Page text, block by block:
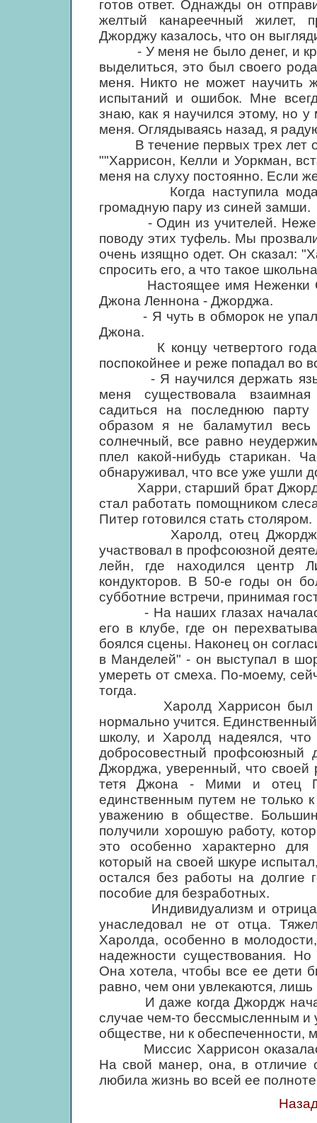
готов ответ. Однажды он
желтый канареечный жилет,
Джорджу казалось, что он
- У меня не было денег, и
выделиться, это был своего
меня. Никто не может научить
испытаний и ошибок. Мне
знаю, как я научился этому, но
меня. Оглядываясь назад, я
В течение первых трех лет он
""Харрисон, Келли и Уоркман,
меня на слуху постоянно. Если
Когда наступила мода на
громадную пару из синей замши.
- Один из учителей.
поводу этих туфель. Мы
очень изящно одет. Он сказал:
спросить его, а что такое
Настоящее имя Неженки
Джона Леннона - Джорджа.
- Я чуть в обморок не упал,
Джона.
К концу четвертого года
поспокойнее и реже попадал во
- Я научился держать язык
меня существовала
садиться на последнюю
образом я не баламутил
солнечный, все равно
плел какой-нибудь старикан.
обнаруживал, что все уже ушли
Харри, старший брат
стал работать помощником
Питер готовился стать столяром.
Харолд, отец Джорджа,
участвовал в профсоюзной
лейн, где находился центр
кондукторов. В 50-е годы он
субботние встречи, принимая
- На наших глазах началась
его в клубе, где он
боялся сцены. Наконец он
в Манделей" - он выступал в
умереть от смеха. По-моему,
тогда.
Харолд Харрисон был
нормально учится.
школу, и Харолд надеялся,
добросовестный
Джорджа, уверенный, что своей
тетя Джона - Мими и отец
единственным путем не только
уважению в обществе.
получили хорошую работу,
это особенно характерно
который на своей шкуре
остался без работы на
пособие для безработных.
Индивидуализм и
унаследовал не от отца.
Харолда, особенно в
надежности существования.
Она хотела, чтобы все ее дети
равно, чем они увлекаются,
И даже когда Джордж начал
случае чем-то бессмысленным и
обществе, ни к обеспеченности,
Миссис Харрисон оказалась
На свой манер, она, в отличие
любила жизнь во всей ее